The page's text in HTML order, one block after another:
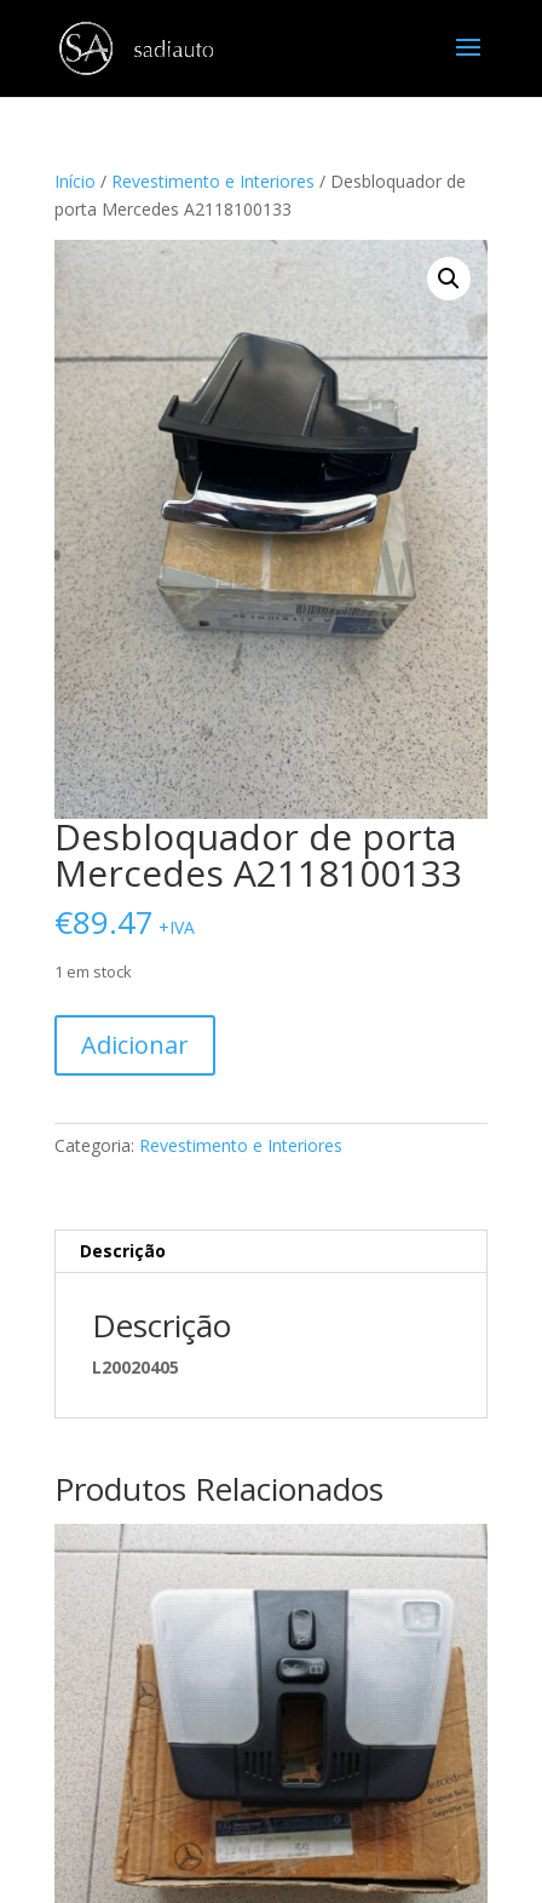
Início / Revestimento e Interiores / Desbloquador de
porta Mercedes A2118100133
Desbloquador de porta
Mercedes A2118100133
€89.47 +IVA
1 em stock
Desbloquador
porta
Adicionar
Categoria: Revestimento e Interiores
Descrição
Descrição
L20020405
Produtos Relacionados